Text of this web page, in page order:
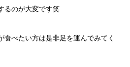
るのが大変です笑
食べたい方は是非足を運んでみてく